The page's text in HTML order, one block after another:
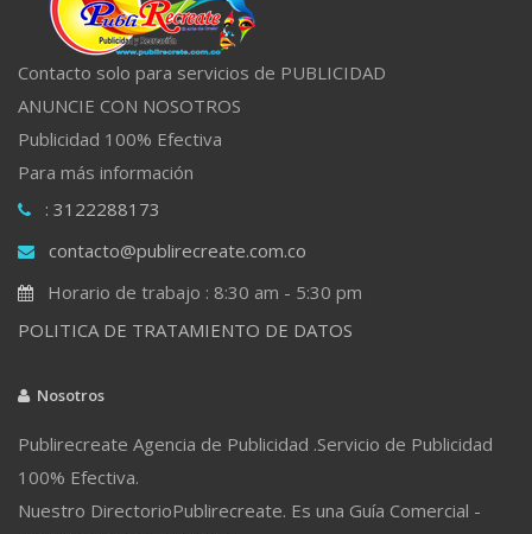
Contacto solo para servicios de PUBLICIDAD
ANUNCIE CON NOSOTROS
Publicidad 100% Efectiva
Para más información
: 3122288173
contacto@publirecreate.com.co
Horario de trabajo : 8:30 am - 5:30 pm
POLITICA DE TRATAMIENTO DE DATOS
Nosotros
Publirecreate Agencia de Publicidad .Servicio de Publicidad
100% Efectiva.
Nuestro DirectorioPublirecreate. Es una Guía Comercial -